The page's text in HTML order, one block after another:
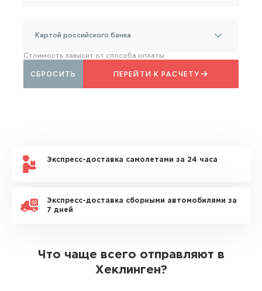
Картой российского банка
Стоимость зависит от способа оплаты
ПЕРЕЙТИ К РАСЧЕТУ
СБРОСИТЬ
Экспресс-доставка самолетами за 24 часа
Экспресс-доставка сборными автомобилями за
7 дней
Что чаще всего отправляют в
Хеклинген?